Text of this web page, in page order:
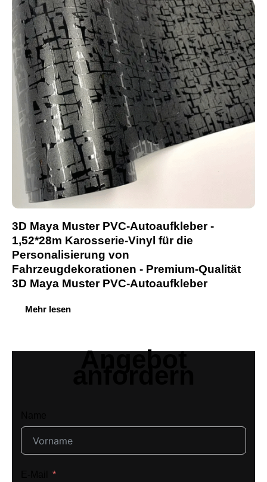
3D Maya Muster PVC-Autoaufkleber -
1,52*28m Karosserie-Vinyl für die
Personalisierung von
Fahrzeugdekorationen - Premium-Qualität
3D Maya Muster PVC-Autoaufkleber
Mehr lesen
Angebot